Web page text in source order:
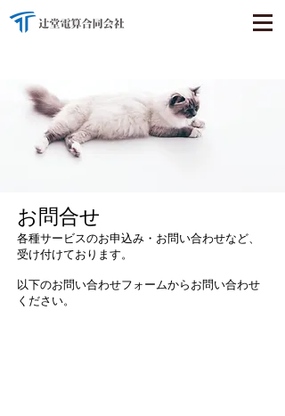
お問合せ
各種サービスのお申込み・お問い合わせなど、
受け付けております。
​以下のお問い合わせフォームからお問い合わせ
ください。